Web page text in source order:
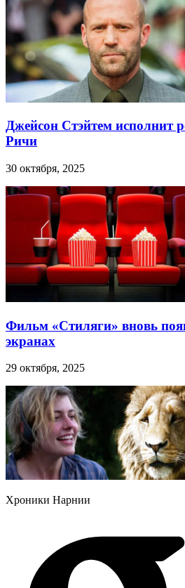
Джейсон Стэйтем исполнит
Ричи
30 октября, 2025
Фильм «Стиляги» вновь
экранах
29 октября, 2025
Хроники Нарнии